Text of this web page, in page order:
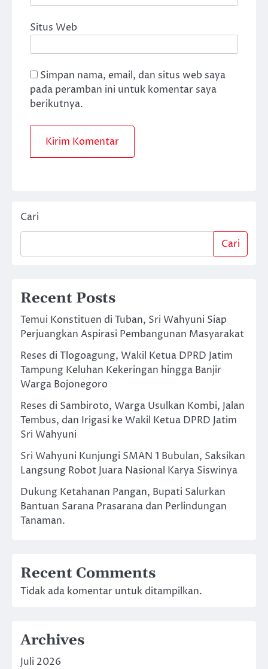
Situs Web
Simpan nama, email, dan situs web saya
pada peramban ini untuk komentar saya
berikutnya.
Cari
Cari
Recent Posts
Temui Konstituen di Tuban, Sri Wahyuni Siap
Perjuangkan Aspirasi Pembangunan Masyarakat
Reses di Tlogoagung, Wakil Ketua DPRD Jatim
Tampung Keluhan Kekeringan hingga Banjir
Warga Bojonegoro
Reses di Sambiroto, Warga Usulkan Kombi, Jalan
Tembus, dan Irigasi ke Wakil Ketua DPRD Jatim
Sri Wahyuni
Sri Wahyuni Kunjungi SMAN 1 Bubulan, Saksikan
Langsung Robot Juara Nasional Karya Siswinya
Dukung Ketahanan Pangan, Bupati Salurkan
Bantuan Sarana Prasarana dan Perlindungan
Tanaman.
Recent Comments
Tidak ada komentar untuk ditampilkan.
Archives
Juli 2026